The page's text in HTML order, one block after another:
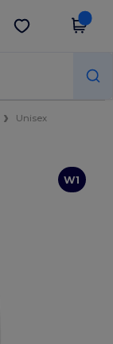
Hent app
Unisex
W1